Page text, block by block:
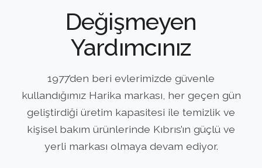
Değişmeyen
Yardımcınız
1977’den beri evlerimizde güvenle
kullandığımız Harika markası, her geçen gün
geliştirdiği üretim kapasitesi ile temizlik ve
kişisel bakım ürünlerinde Kıbrıs’ın güçlü ve
yerli markası olmaya devam ediyor.